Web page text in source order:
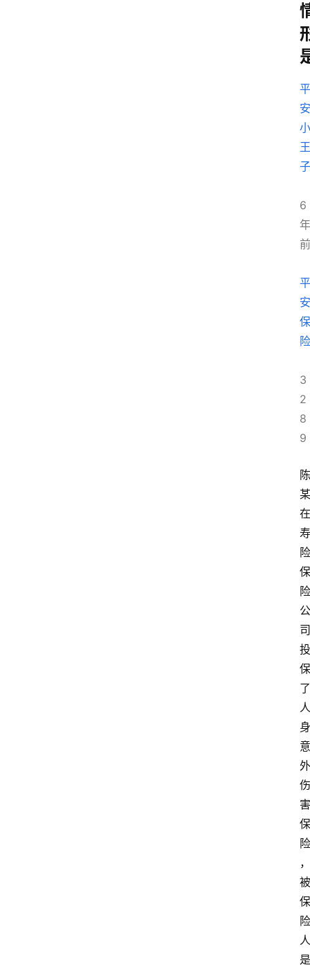
平
安
小
王
子
6
年
前
平
安
保
险
3
2
8
9
陈
某
在
寿
险
保
险
公
司
投
保
了
人
身
意
外
伤
害
保
险
，
被
保
险
人
是